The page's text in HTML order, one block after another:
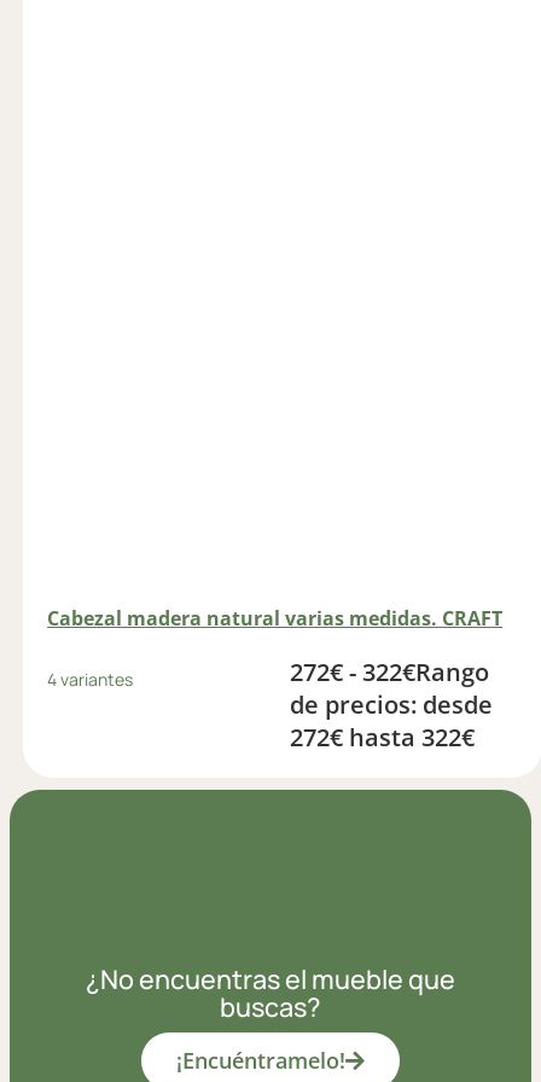
Cabezal madera natural varias medidas. CRAFT
4 variantes 272€-322€Rango
de precios: desde
272€ hasta 322€
¿No encuentras el mueble que
buscas?
¡Encuéntramelo!